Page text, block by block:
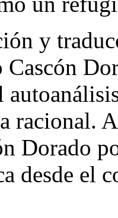
y
racional.
Dorado
desde el